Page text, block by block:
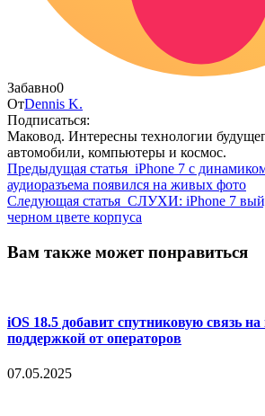
Забавно0
ОтDennis K.
Подписаться:
Маковод. Интересны технологии
автомобили, компьютеры и космос.
Предыдущая статья iPhone 7 с
аудиоразъема появился на живых фото
Следующая статья СЛУХИ: iPhone 7
черном цвете корпуса
Вам также может понравиться
iOS 18.5 добавит спутниковую связь
поддержкой от операторов
07.05.2025